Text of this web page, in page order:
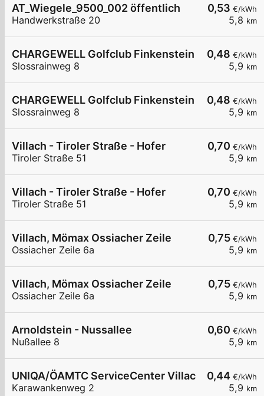
0,53 €/kWh
5,8 km
AT_Wiegele_9500_002 öffentlich
Handwerkstraße 20
0,48 €/kWh
5,9 km
CHARGEWELL Golfclub Finkenstein 1
Slossrainweg 8
0,48 €/kWh
5,9 km
CHARGEWELL Golfclub Finkenstein 2
Slossrainweg 8
0,70 €/kWh
5,9 km
Villach - Tiroler Straße - Hofer
Tiroler Straße 51
0,70 €/kWh
5,9 km
Villach - Tiroler Straße - Hofer
Tiroler Straße 51
0,75 €/kWh
5,9 km
Villach, Mömax Ossiacher Zeile
Ossiacher Zeile 6a
0,75 €/kWh
5,9 km
Villach, Mömax Ossiacher Zeile
Ossiacher Zeile 6a
0,60 €/kWh
5,9 km
Arnoldstein - Nussallee
Nußallee 8
0,44 €/kWh
5,9 km
UNIQA/ÖAMTC ServiceCenter Villach - AC1
Karawankenweg 2